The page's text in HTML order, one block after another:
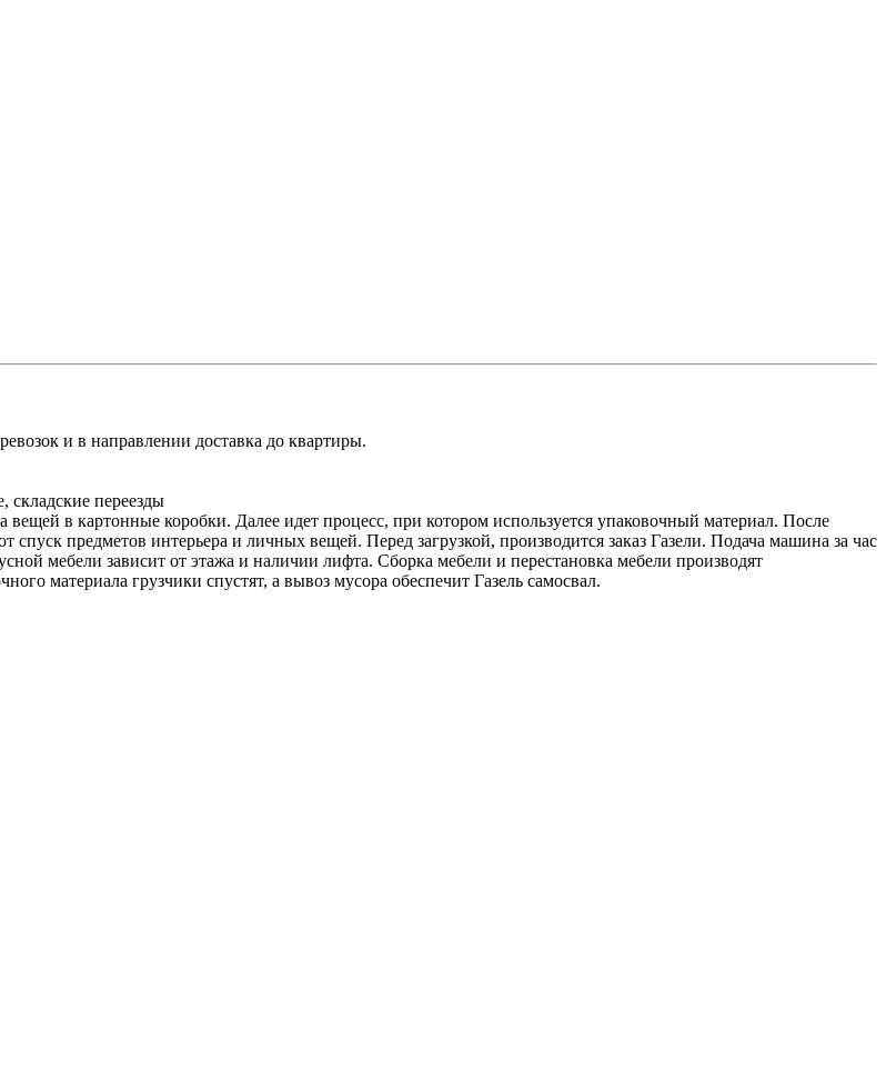
и в направлении доставка до квартиры.
переезды
в картонные коробки. Далее идет процесс, при котором используется упаковочный материал. После
предметов интерьера и личных вещей. Перед загрузкой, производится заказ Газели. Подача машина за час
мебели зависит от этажа и наличии лифта. Сборка мебели и перестановка мебели производят
материала грузчики спустят, а вывоз мусора обеспечит Газель самосвал.